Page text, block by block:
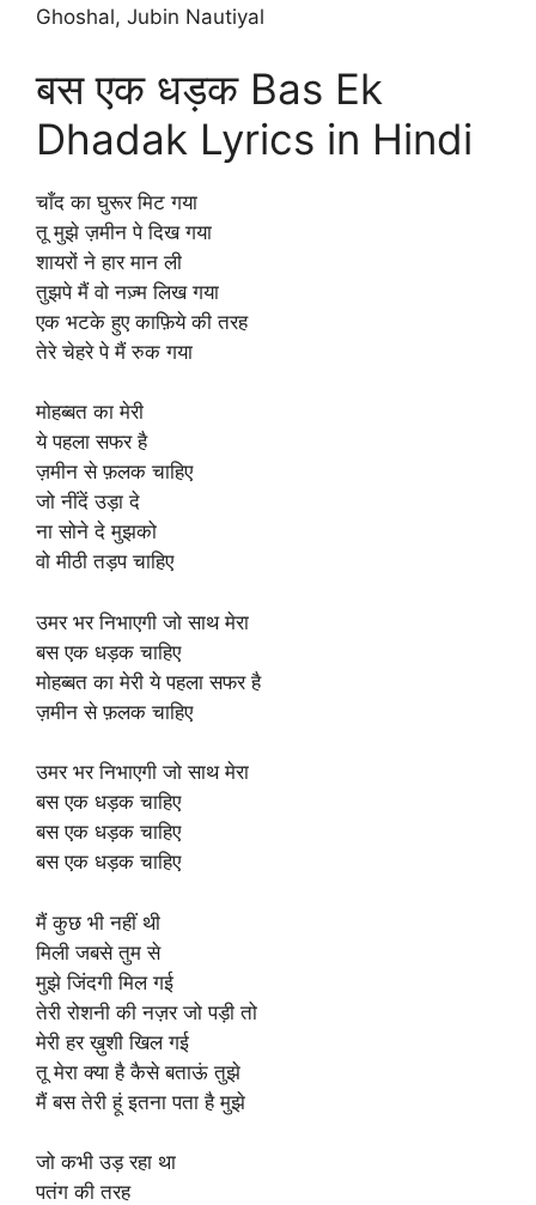
Ghoshal, Jubin Nautiyal
बस एक धड़क Bas Ek
Dhadak Lyrics in Hindi
चाँद का घुरूर मिट गया
तू मुझे ज़मीन पे दिख गया
शायरों ने हार मान ली
तुझपे मैं वो नज़्म लिख गया
एक भटके हुए काफ़िये की तरह
तेरे चेहरे पे मैं रुक गया
मोहब्बत का मेरी
ये पहला सफर है
ज़मीन से फ़लक चाहिए
जो नींदें उड़ा दे
ना सोने दे मुझको
वो मीठी तड़प चाहिए
उमर भर निभाएगी जो साथ मेरा
बस एक धड़क चाहिए
मोहब्बत का मेरी ये पहला सफर है
ज़मीन से फ़लक चाहिए
उमर भर निभाएगी जो साथ मेरा
बस एक धड़क चाहिए
बस एक धड़क चाहिए
बस एक धड़क चाहिए
मैं कुछ भी नहीं थी
मिली जबसे तुम से
मुझे जिंदगी मिल गई
तेरी रोशनी की नज़र जो पड़ी तो
मेरी हर ख़ुशी खिल गई
तू मेरा क्या है कैसे बताऊं तुझे
मैं बस तेरी हूं इतना पता है मुझे
जो कभी उड़ रहा था
पतंग की तरह